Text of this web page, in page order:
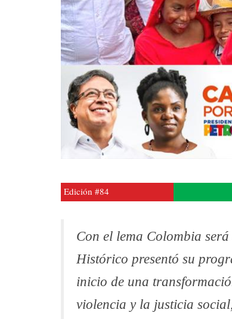
Edición #84
Con el lema Colombia
Histórico presentó su
inicio de una
violencia y la justicia